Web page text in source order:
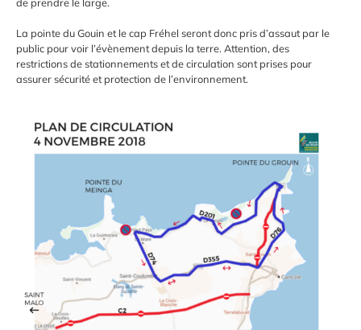
La pointe du Gouin et le cap Fréhel seront donc pris d’assaut par le
public pour voir l’évènement depuis la terre. Attention, des
restrictions de stationnements et de circulation sont prises pour
assurer sécurité et protection de l’environnement.